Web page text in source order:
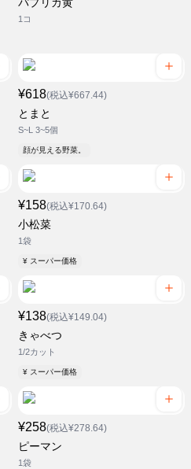
1コ
¥618(税込¥667.44)
とまと
S~L 3~5個
顔が見える野菜。
¥158(税込¥170.64)
小松菜
1袋
¥ スーパー価格
¥138(税込¥149.04)
きゃべつ
1/2カット
¥ スーパー価格
¥258(税込¥278.64)
ピーマン
1袋